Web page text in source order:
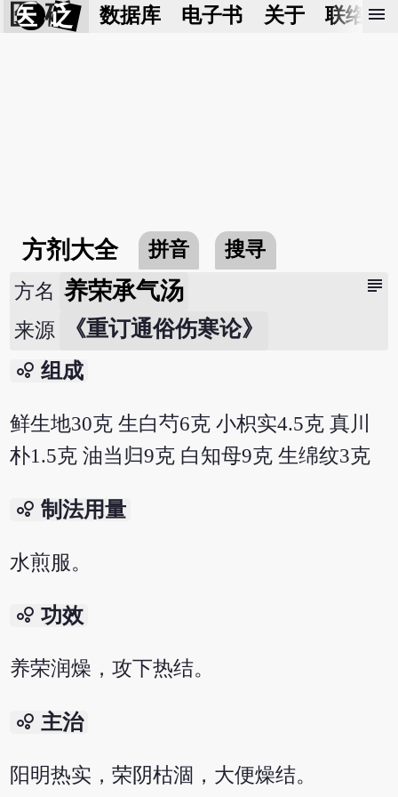
医 砭 数据库 电子书 关于 联络我
menu
方剂大全 拼音 搜寻
subject
方名 养荣承气汤
来源 《重订通俗伤寒论》
bubble_chart 组成
鲜生地30克 生白芍6克 小枳实4.5克 真川
朴1.5克 油当归9克 白知母9克 生绵纹3克
bubble_chart 制法用量
水煎服。
bubble_chart 功效
养荣润燥，攻下热结。
bubble_chart 主治
阳明热实，荣阴枯涸，大便燥结。